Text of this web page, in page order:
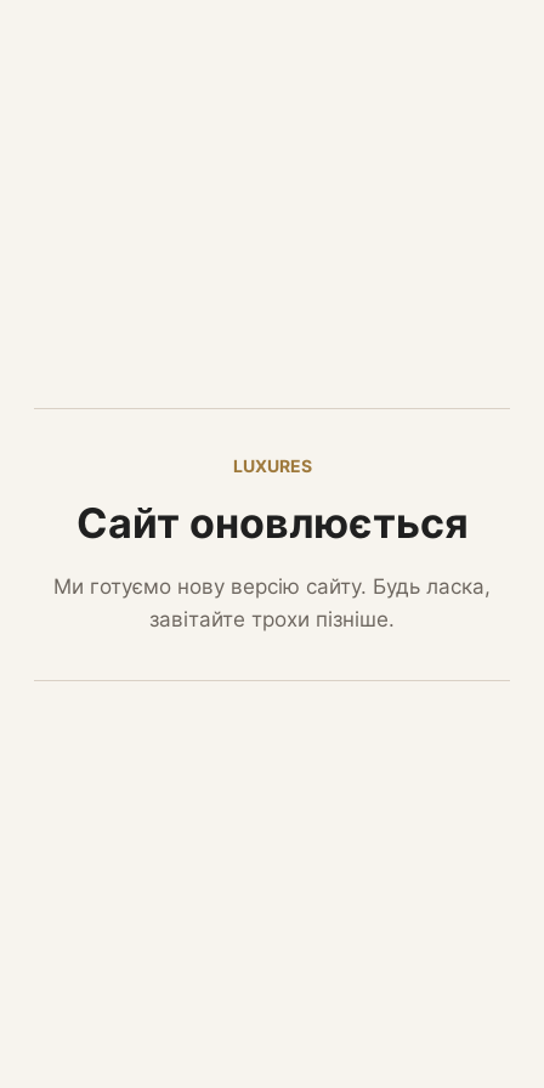
LUXURES
Сайт оновлюється
Ми готуємо нову версію сайту. Будь ласка,
завітайте трохи пізніше.